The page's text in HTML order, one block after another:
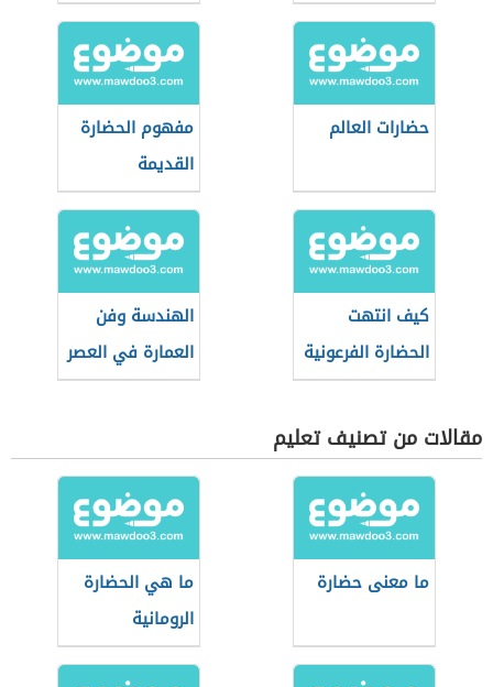
العصر الجاهلي
حضارات العالم
مفهوم الحضارة
القديمة
كيف انتهت
الحضارة الفرعونية
الهندسة وفن
العمارة في العصر
الأندلسي
مقالات من تصنيف تعليم
ما معنى حضارة
ما هي الحضارة
الرومانية